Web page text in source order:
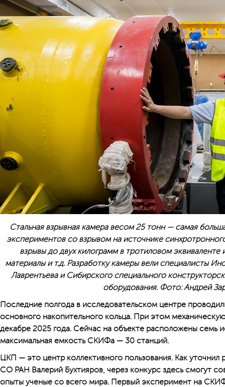
Стальная взрывная камера весом 25 тонн — самая
экспериментов со взрывом на источнике
взрывы до двух килограмм в тротиловом эквиваленте
материалы и т.д. Разработку камеры вели специалисты
Лавренть­ева и Сибирского специального
оборудования. Фото: Андрей
Последние полгода в исследовательском центре
основного накопительного кольца. При этом
декабре 2025 года. Сейчас на объекте расположены семь
максимальная емкость СКИФа — 30 станций.
ЦКП — это центр коллективного пользования. Как уточнил
СО РАН Валерий Бухтияров, через конкурс здесь смогут
опыты ученые со всего мира. Первый эксперимент на